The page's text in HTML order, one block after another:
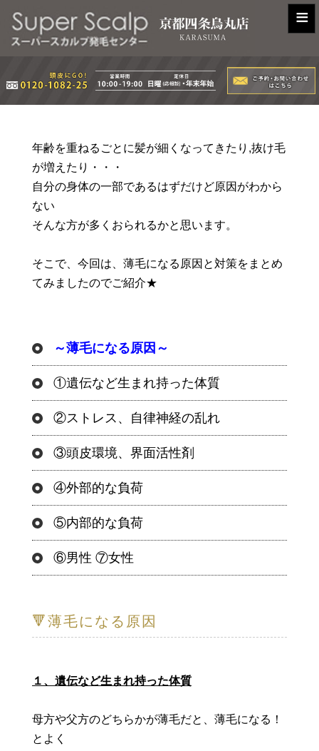
≡
年齢を重ねるごとに髪が細くなってきたり,抜け毛
が増えたり・・・
自分の身体の一部であるはずだけど原因がわから
ない
そんな方が多くおられるかと思います。
そこで、今回は、薄毛になる原因と対策をまとめ
てみましたのでご紹介★
～薄毛になる原因～
①遺伝など生まれ持った体質
②ストレス、自律神経の乱れ
③頭皮環境、界面活性剤
④外部的な負荷
⑤内部的な負荷
⑥男性 ⑦女性
🔻薄毛になる原因
１、遺伝など生まれ持った体質
母方や父方のどちらかが薄毛だと、薄毛になる！
とよく